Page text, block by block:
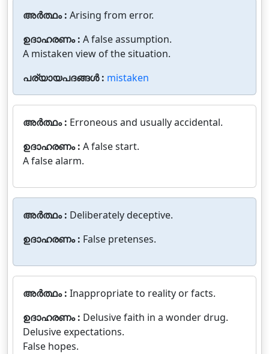
അർത്ഥം : Arising from error.
ഉദാഹരണം : A false assumption.
A mistaken view of the situation.
പര്യായപദങ്ങൾ : mistaken
അർത്ഥം : Erroneous and usually accidental.
ഉദാഹരണം : A false start.
A false alarm.
അർത്ഥം : Deliberately deceptive.
ഉദാഹരണം : False pretenses.
അർത്ഥം : Inappropriate to reality or facts.
ഉദാഹരണം : Delusive faith in a wonder drug.
Delusive expectations.
False hopes.